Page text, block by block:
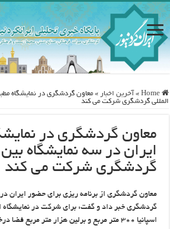
Home
» آخرین اخبار » معاون گردشگری در نمایشگاه
المللی گردشگری شرکت می کند
معاون گردشگری در
ایران در سه نمایشگاه بین
گردشگری شرکت می کند
معاون گردشگری از برنامه ریزی برای حضور ایران
اسپانیا ۳۰۰ متر مربع و برلین هزار متر مربع فضا درخواست کرده ایم.